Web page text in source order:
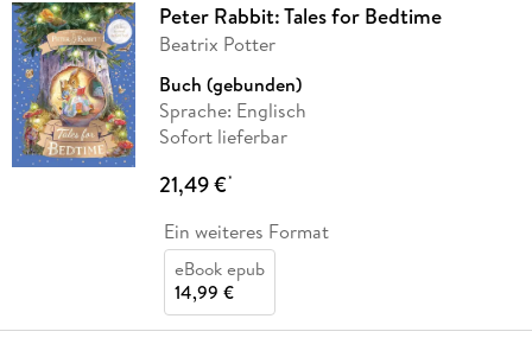
Peter Rabbit: Tales for Bedtime
Beatrix Potter
Buch (gebunden)
Sprache: Englisch
Sofort lieferbar
21,49 €*
Ein weiteres Format
eBook epub
14,99 €